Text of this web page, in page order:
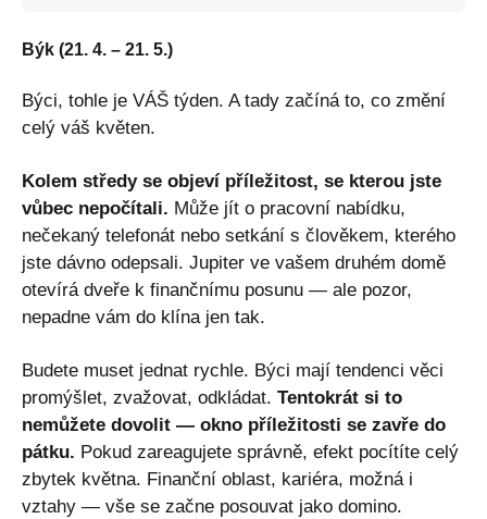
Býk (21. 4. – 21. 5.)
Býci, tohle je VÁŠ týden. A tady začíná to, co změní
celý váš květen.
Kolem středy se objeví příležitost, se kterou jste
vůbec nepočítali. Může jít o pracovní nabídku,
nečekaný telefonát nebo setkání s člověkem, kterého
jste dávno odepsali. Jupiter ve vašem druhém domě
otevírá dveře k finančnímu posunu — ale pozor,
nepadne vám do klína jen tak.
Budete muset jednat rychle. Býci mají tendenci věci
promýšlet, zvažovat, odkládat. Tentokrát si to
nemůžete dovolit — okno příležitosti se zavře do
pátku. Pokud zareagujete správně, efekt pocítíte celý
zbytek května. Finanční oblast, kariéra, možná i
vztahy — vše se začne posouvat jako domino.